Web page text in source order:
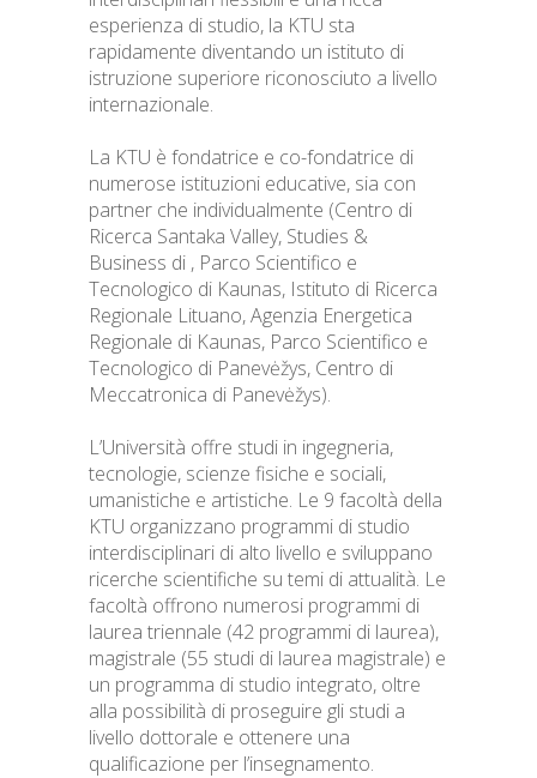
esperienza di studio, la KTU sta
rapidamente diventando un istituto di
istruzione superiore riconosciuto a livello
internazionale.
La KTU è fondatrice e co-fondatrice di
numerose istituzioni educative, sia con
partner che individualmente (Centro di
Ricerca Santaka Valley, Studies &
Business di , Parco Scientifico e
Tecnologico di Kaunas, Istituto di Ricerca
Regionale Lituano, Agenzia Energetica
Regionale di Kaunas, Parco Scientifico e
Tecnologico di Panevėžys, Centro di
Meccatronica di Panevėžys).
L’Università offre studi in ingegneria,
tecnologie, scienze fisiche e sociali,
umanistiche e artistiche. Le 9 facoltà della
KTU organizzano programmi di studio
interdisciplinari di alto livello e sviluppano
ricerche scientifiche su temi di attualità. Le
facoltà offrono numerosi programmi di
laurea triennale (42 programmi di laurea),
magistrale (55 studi di laurea magistrale) e
un programma di studio integrato, oltre
alla possibilità di proseguire gli studi a
livello dottorale e ottenere una
qualificazione per l’insegnamento.